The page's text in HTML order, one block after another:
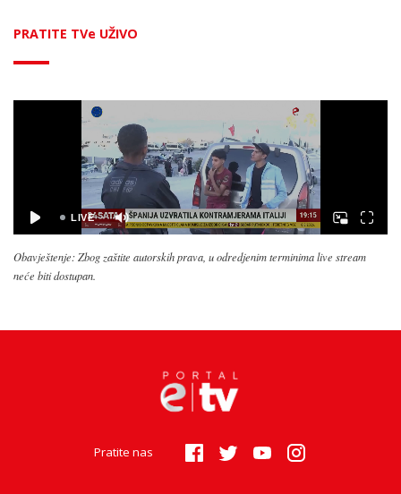
PRATITE TVe UŽIVO
Obavještenje: Zbog zaštite autorskih prava, u odredjenim terminima live stream
neće biti dostupan.
Pratite nas